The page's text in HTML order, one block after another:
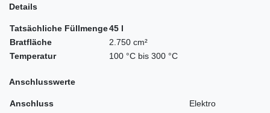
Details
Tatsächliche Füllmenge45 l
Bratfläche
2.750 cm²
Temperatur
100 °C bis 300 °C
Anschlusswerte
Anschluss
Elektro